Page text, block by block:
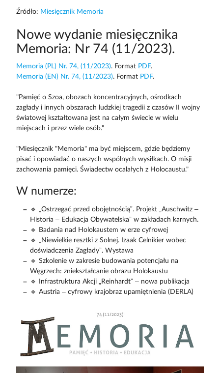
Źródło: Miesięcznik Memoria
Nowe wydanie miesięcznika
Memoria: Nr 74 (11/2023).
Memoria (PL) Nr. 74, (11/2023). Format PDF.
Memoria (EN) Nr. 74, (11/2023). Format PDF.
"Pamięć o Szoa, obozach koncentracyjnych, ośrodkach
zagłady i innych obszarach ludzkiej tragedii z czasów II wojny
światowej kształtowana jest na całym świecie w wielu
miejscach i przez wiele osób."
"Miesięcznik "Memoria" ma być miejscem, gdzie będziemy
pisać i opowiadać o naszych wspólnych wysiłkach. O misji
zachowania pamięci. Świadectw ocalałych z Holocaustu."
W numerze:
🔹 „Ostrzegać przed obojętnością”. Projekt „Auschwitz –
Historia – Edukacja Obywatelska” w zakładach karnych.
🔹 Badania nad Holokaustem w erze cyfrowej
🔹 „Niewielkie resztki z Solnej. Izaak Celnikier wobec
doświadczenia Zagłady”. Wystawa
🔹 Szkolenie w zakresie budowania potencjału na
Węgrzech: zniekształcanie obrazu Holokaustu
🔹 Infrastruktura Akcji „Reinhardt” – nowa publikacja
🔹 Austria – cyfrowy krajobraz upamiętnienia (DERLA)